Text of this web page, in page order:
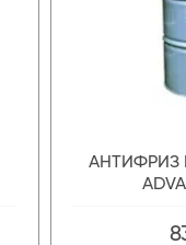
АНТИФРИЗ